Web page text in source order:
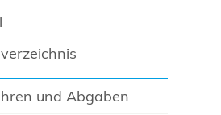
und Abgaben